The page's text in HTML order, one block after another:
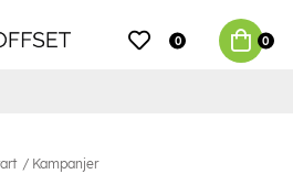
0 0
Kampanjer